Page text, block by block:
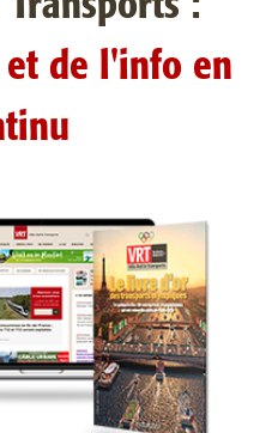
et de l'info en